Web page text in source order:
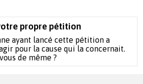
propre pétition
ayant lancé cette pétition a
pour la cause qui la concernait.
de même ?